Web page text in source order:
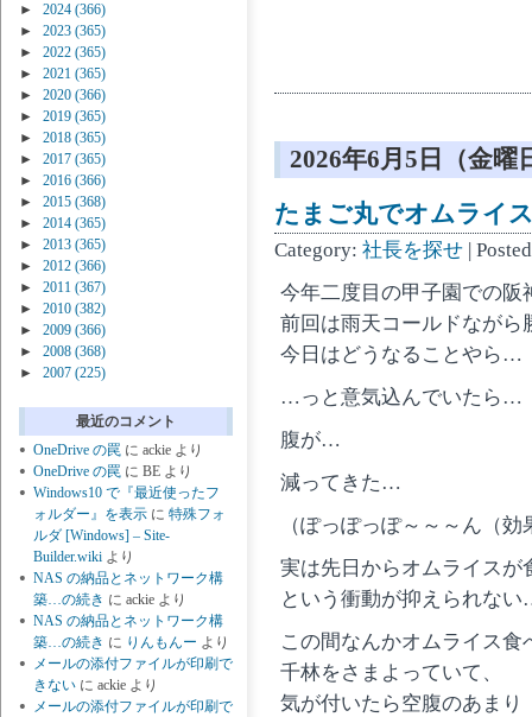
►
2024 (366)
►
2023 (365)
►
2022 (365)
►
2021 (365)
►
2020 (366)
►
2019 (365)
►
2018 (365)
►
2017 (365)
►
2016 (366)
►
2015 (368)
►
2014 (365)
►
2013 (365)
►
2012 (366)
►
2011 (367)
►
2010 (382)
►
2009 (366)
►
2008 (368)
►
2007 (225)
最近のコメント
OneDrive の罠 に ackie より
OneDrive の罠 に BE より
Windows10 で『最近使ったフ
ォルダー』を表示 に 特殊フォ
ルダ [Windows] – Site-
Builder.wiki より
NAS の納品とネットワーク構
築…の続き に ackie より
NAS の納品とネットワーク構
築…の続き に りんもんー より
メールの添付ファイルが印刷で
きない に ackie より
メールの添付ファイルが印刷で
2026年6月5日（金曜
たまご丸でオムライ
Category: 社長を探せ |
今年二度目の甲子園での
前回は雨天コールドなが
今日はどうなることやら…
…っと意気込んでいたら…
腹が…
減ってきた…
（ぽっぽっぽ～～～ん（効
実は先日からオムライス
という衝動が抑えられな
この間なんかオムライス食
千林をさまよっていて、
気が付いたら空腹のあまり